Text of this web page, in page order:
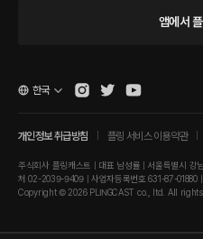
앱에서
개인정보 취급방침 플링 서비스 이용약관
주식회사 플링캐스트 | 대표 남성률 | 서울특별시 강
처 02-2039-9409 | 사업자등록번호 631-87-01880
Copyright © 2026 PLINGCAST co., ltd. All rights
한국